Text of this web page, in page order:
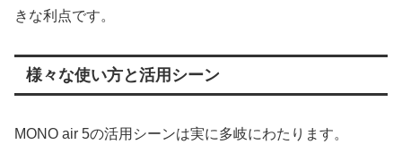
きな利点です。
様々な使い方と活用シーン
MONO air 5の活用シーンは実に多岐にわたります。